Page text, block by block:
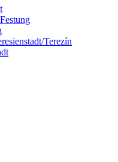
Terezín